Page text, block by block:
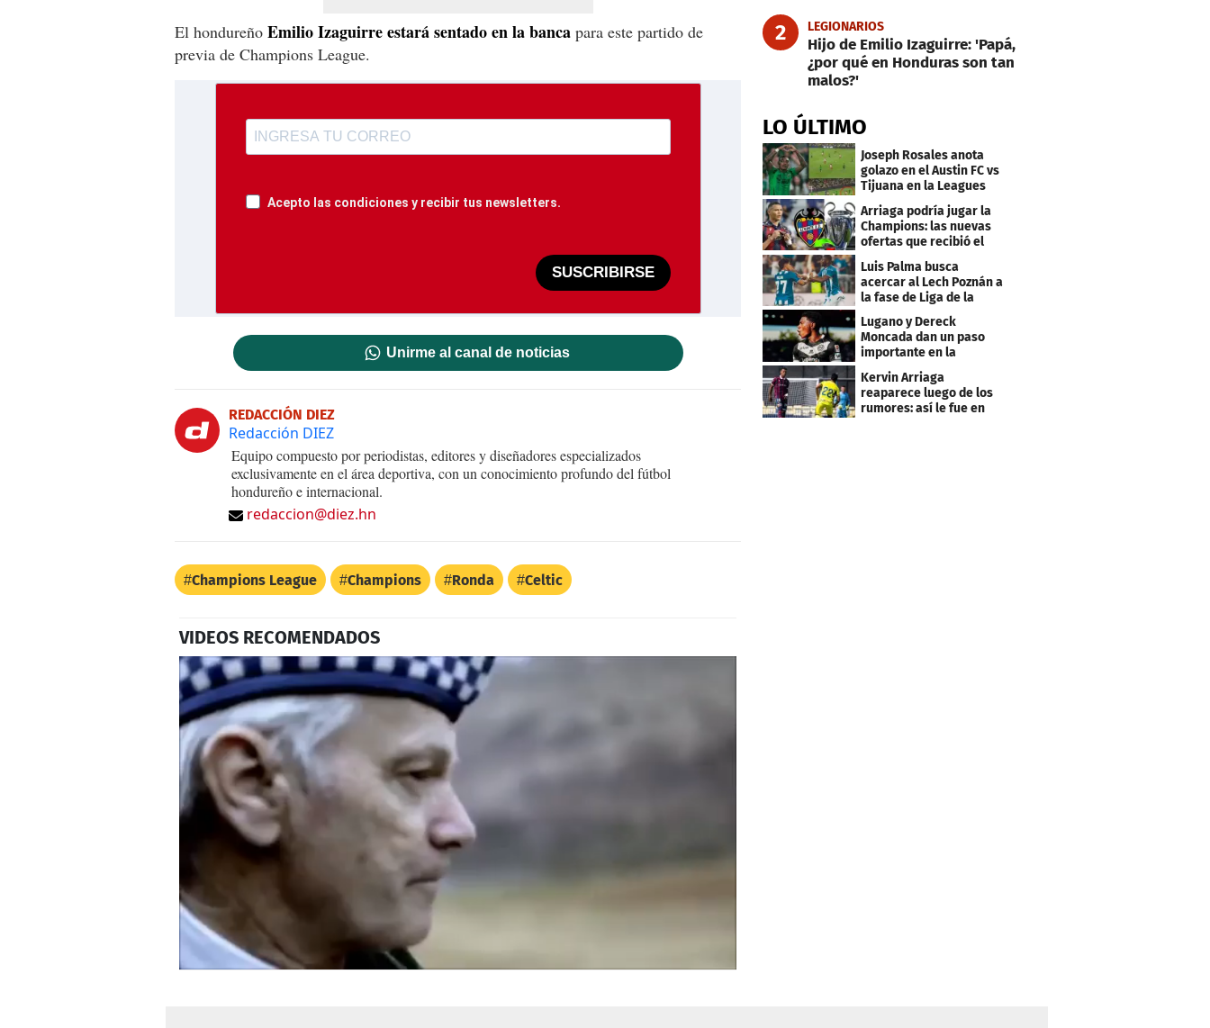
El hondureño Emilio Izaguirre estará sentado en la banca para este partido de
previa de Champions League.
Acepto las condiciones y recibir tus newsletters.
SUSCRIBIRSE
Unirme al canal de noticias
REDACCIÓN DIEZ
Redacción DIEZ
Equipo compuesto por periodistas, editores y diseñadores especializados
exclusivamente en el área deportiva, con un conocimiento profundo del fútbol
hondureño e internacional.
redaccion@diez.hn
Champions League Champions Ronda Celtic
VIDEOS RECOMENDADOS
2 LEGIONARIOS
Hijo de Emilio Izaguirre: 'Papá,
¿por qué en Honduras son tan
malos?'
LO ÚLTIMO
Joseph Rosales anota
golazo en el Austin FC vs
Tijuana en la Leagues
Cup
Arriaga podría jugar la
Champions: las nuevas
ofertas que recibió el
Levante
Luis Palma busca
acercar al Lech Poznán a
la fase de Liga de la
Lugano y Dereck
Moncada dan un paso
importante en la
Conference League
Kervin Arriaga
reaparece luego de los
rumores: así le fue en